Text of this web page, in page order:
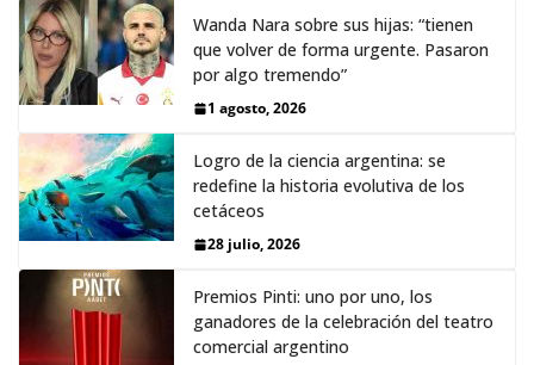
Wanda Nara sobre sus hijas: “tienen
que volver de forma urgente. Pasaron
por algo tremendo”
1 agosto, 2026
Logro de la ciencia argentina: se
redefine la historia evolutiva de los
cetáceos
28 julio, 2026
Premios Pinti: uno por uno, los
ganadores de la celebración del teatro
comercial argentino